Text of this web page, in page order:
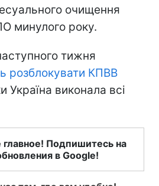
очищення
минулого року.
тижня
розблокувати КПВВ
Україна виконала всі
главное! Подпишитесь на
в Google!